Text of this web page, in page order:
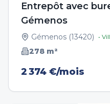
Entrepôt avec
Gémenos
Gémenos (13420) •
278 m²
2 374 €/mois